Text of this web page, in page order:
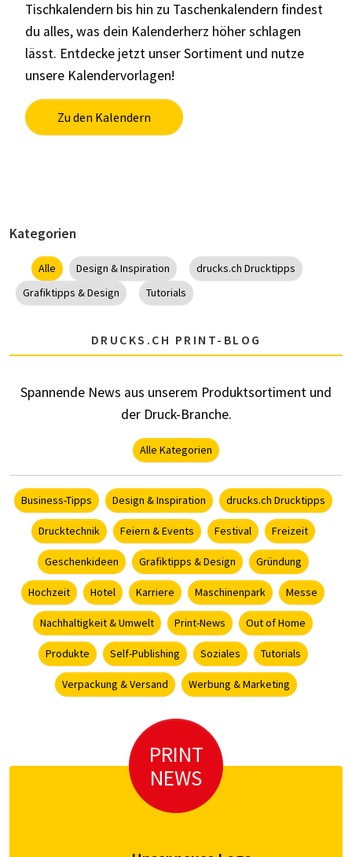
Tischkalendern bis hin zu Taschenkalendern findest
du alles, was dein Kalenderherz höher schlagen
lässt. Entdecke jetzt unser Sortiment und nutze
unsere Kalendervorlagen!
Zu den Kalendern
Kategorien
Alle Design & Inspiration
drucks.ch Drucktipps
Grafiktipps & Design
Tutorials
DRUCKS.CH PRINT-BLOG
Spannende News aus unserem Produktsortiment und
der Druck-Branche.
Alle Kategorien
Business-Tipps Design & Inspiration drucks.ch Drucktipps
Drucktechnik Feiern & Events Festival Freizeit
Geschenkideen Grafiktipps & Design Gründung
Hochzeit Hotel Karriere Maschinenpark Messe
Nachhaltigkeit & Umwelt Print-News Out of Home
Produkte Self-Publishing Soziales Tutorials
Verpackung & Versand Werbung & Marketing
PRINT
NEWS